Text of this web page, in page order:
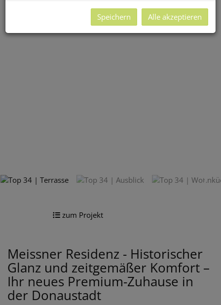
zum Projekt
Meissner Residenz - Historischer
Glanz und zeitgemäßer Komfort –
Ihr neues Premium-Zuhause in
der Donaustadt
Speichern Alle akzeptieren